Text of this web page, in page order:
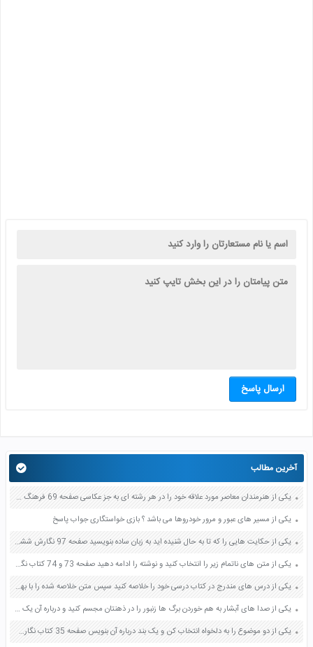
ارسال پاسخ
آخرین مطالب
یکی از هنرمندان معاصر مورد علاقه خود را در هر رشته ای به جز عکاسی صفحه 69 فرهنگ و هنر نهم
یکی از مسیر های عبور و مرور خودروها می باشد ؟ بازی خواستگاری جواب پاسخ
یکی از حکایت هایی را که تا به حال شنیده اید به زبان ساده بنویسید صفحه 97 نگارش ششم دبستان
یکی از متن های ناتمام زیر را انتخاب کنید و نوشته را ادامه دهید صفحه 73 و 74 کتاب نگارش فارسی پنجم دبستان
یکی از درس های مندرج در کتاب درسی خود را خلاصه کنید سپس متن خلاصه شده را با بهره گیری از روش های دسته بندی نمودار جدول نقشه مفهومی نشان دهید صفحه 118 نگارش یازدهم
یکی از صدا های آبشار به هم خوردن برگ ها زنبور را در ذهنتان مجسم کنید و درباره آن یک بند بنویسید صفحه 11 نگارش پنجم
یکی از دو موضوع را به دلخواه انتخاب کن و یک بند درباره آن بنویس صفحه 35 کتاب نگارش فارسی سوم